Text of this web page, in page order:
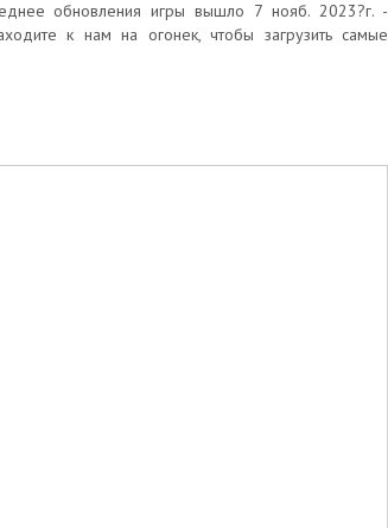
обновления игры вышло 7 нояб. 2023?г. -
к нам на огонек, чтобы загрузить самые